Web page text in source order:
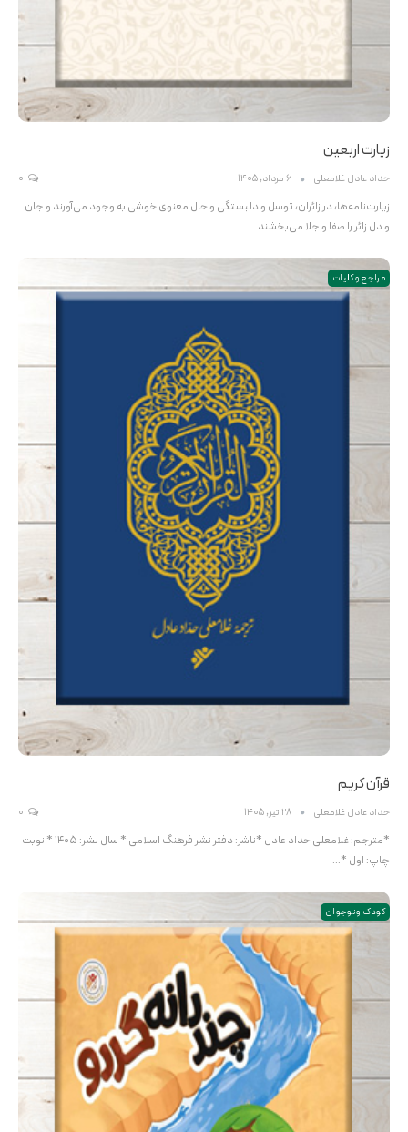
زیارت اربعین
حداد عادل غلامعلی 6 مرداد, 1405
زیارت‌نامه‌ها، در زائران، توسل و دلبستگی و حال معنوی خوشی به وجود می‌آورند و جان
و دل زائر را صفا و جلا می‌بخشند.
مراجع و کلیات
قرآن کریم
حداد عادل غلامعلی 28 تیر, 1405
*مترجم: غلامعلی حداد عادل *ناشر: دفتر نشر فرهنگ اسلامی * سال نشر: 1405 * نوبت
چاپ: اول *…
کودک و نوجوان